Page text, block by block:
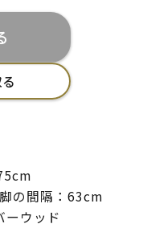
の間隔：63cm
ーウッド